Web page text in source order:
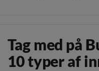
Tag med på
10 typer af